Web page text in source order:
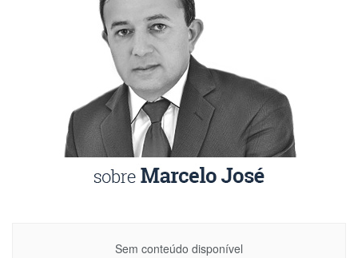
Sem conteúdo disponível